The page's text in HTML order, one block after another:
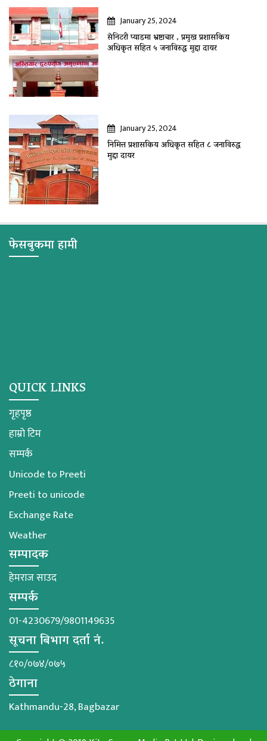
January 25, 2024
सेनिटरी प्याडमा भ्रष्टाचार , प्रमुख प्रशासकिय
अधिकृत सहित ५ जनाविरुद्ध मुद्दा दायर
January 25, 2024
निमित्त प्रशासकिय अधिकृत सहित ८ जनाविरुद्ध
मुद्दा दायर
फेसबुकमा हामी
QUICK LINKS
गृहपृष्ठ
हाम्रो टिम
सम्पर्क
Unicode to Preeti
Preeti to unicode
Exchange Rate
Weather
सम्पादक
हेमराज साउद
सम्पर्क
01-4230679/9801149635
सूचना बिभाग दर्ता नं.
८१०/०७४/०७५
ठेगाना
Kathmandu-28, Bagbazar